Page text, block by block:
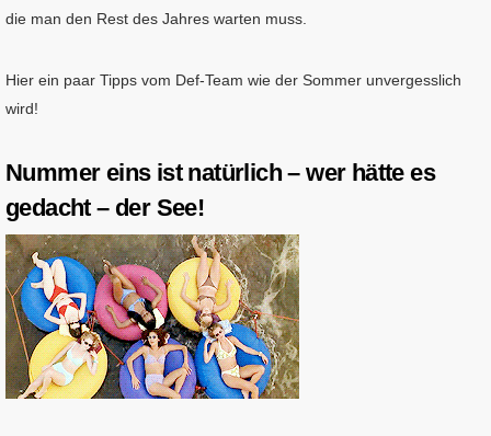
die man den Rest des Jahres warten muss.
Hier ein paar Tipps vom Def-Team wie der Sommer unvergesslich
wird!
Nummer eins ist natürlich – wer hätte es
gedacht – der See!